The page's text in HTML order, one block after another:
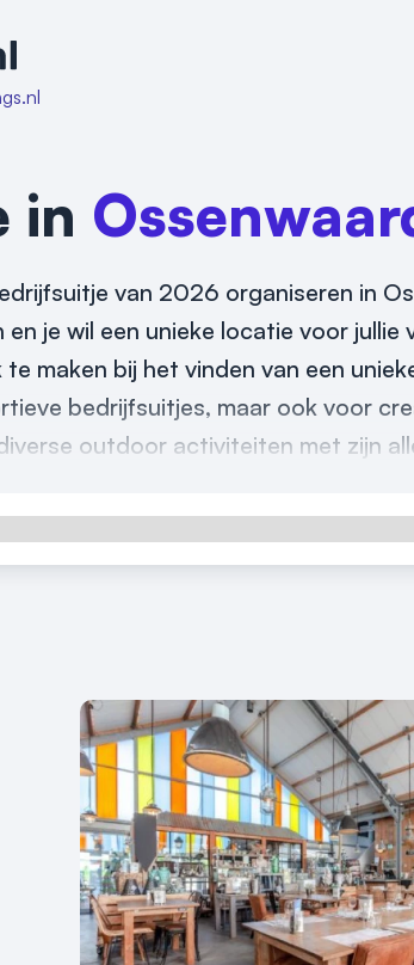
in
van 2026 organiseren in
je wil een unieke locatie voor
maken bij het vinden van een
bedrijfsuitjes, maar ook voor
outdoor activiteiten met zijn